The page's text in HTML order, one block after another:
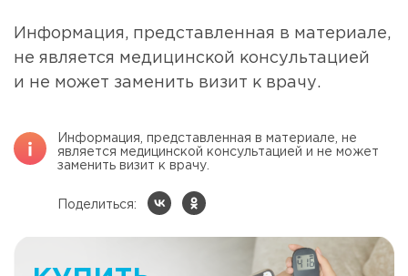
Информация, представленная в материале,
не является медицинской консультацией
и не может заменить визит к врачу.
Информация, представленная в материале, не
является медицинской консультацией и не может
заменить визит к врачу.
Поделиться: